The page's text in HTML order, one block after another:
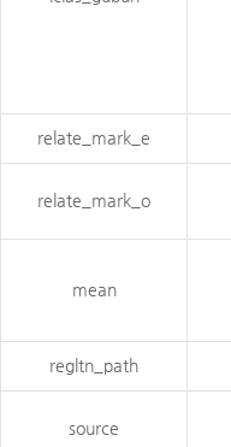
relate_mark_e
relate_mark_o
mean
regltn_path
source